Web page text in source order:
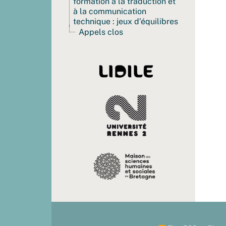
à la communication
technique : jeux d’équilibres
Appels clos